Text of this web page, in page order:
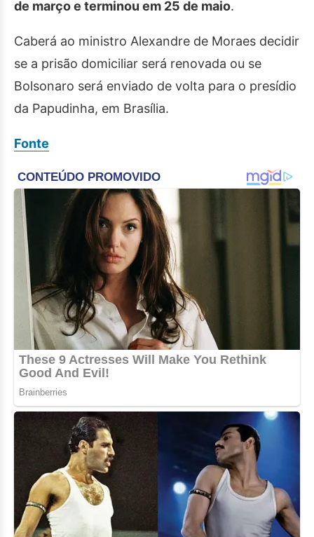
de março e terminou em 25 de maio.
Caberá ao ministro Alexandre de Moraes decidir
se a prisão domiciliar será renovada ou se
Bolsonaro será enviado de volta para o presídio
da Papudinha, em Brasília.
Fonte